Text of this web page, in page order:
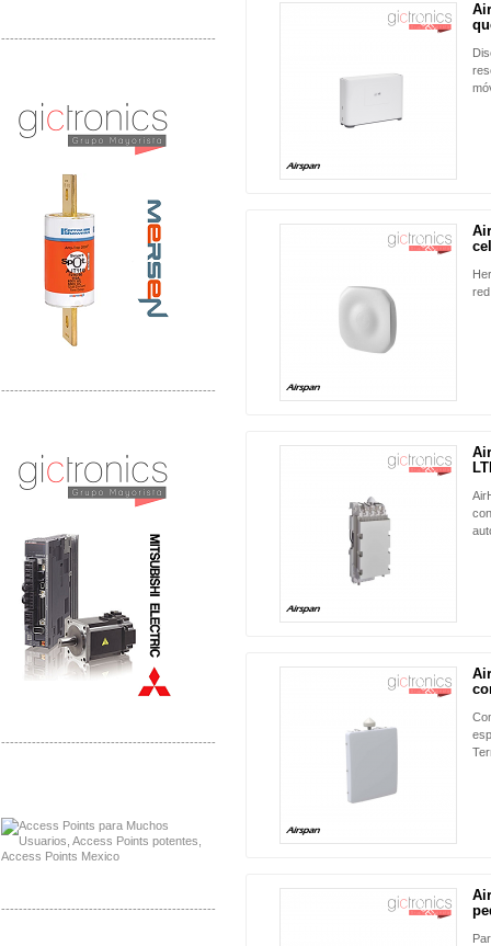
-------------------------------------------------
-------------------------------------------------
-------------------------------------------------
-------------------------------------------------
NUEVO
NUEVO
NUEVO
NUEVO
NUEVO